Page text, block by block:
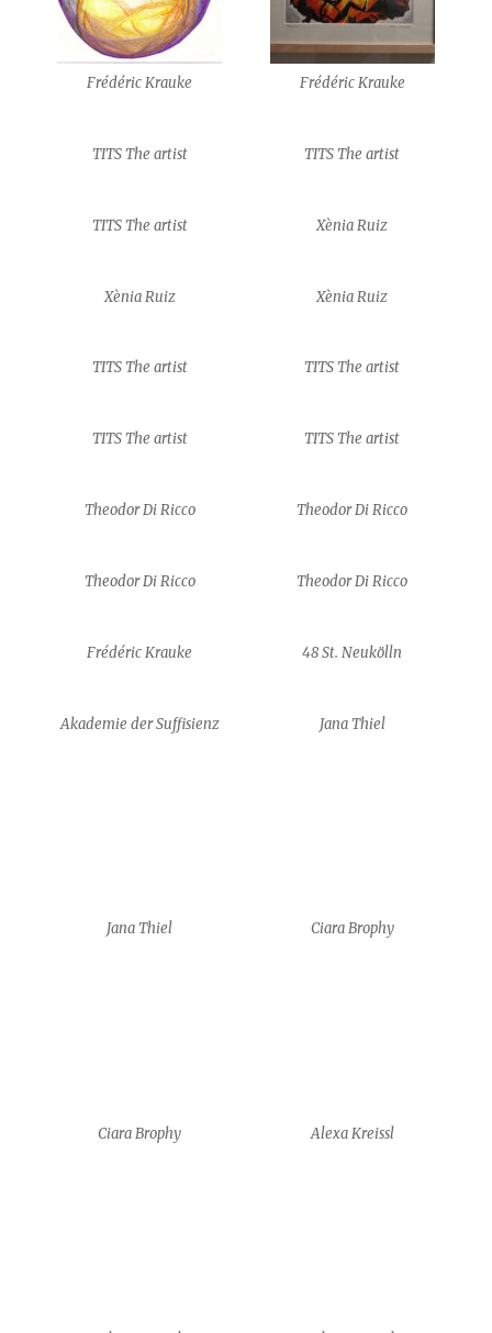
Frédéric Krauke Frédéric Krauke
TITS The artist TITS The artist
TITS The artist Xènia Ruiz
Xènia Ruiz Xènia Ruiz
TITS The artist TITS The artist
TITS The artist TITS The artist
Theodor Di Ricco Theodor Di Ricco
Theodor Di Ricco Theodor Di Ricco
Frédéric Krauke 48 St. Neukölln
Akademie der Suffisienz Jana Thiel
Alexa Kreissl Alexa Kreissl
HyungJun Park HyungJun Park